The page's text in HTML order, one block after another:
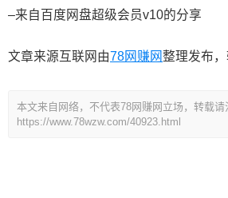
–来自百度网盘超级会员v10的分享
文章来源互联网由78网赚网整理发布，
本文来自网络，不代表78网赚网立场，转载请
https://www.78wzw.com/40923.html